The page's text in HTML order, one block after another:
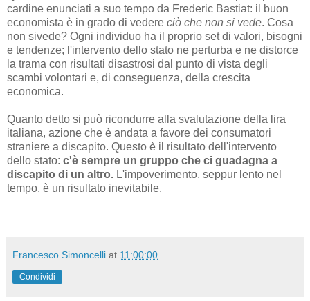
cardine enunciati a suo tempo da Frederic Bastiat: il buon
economista è in grado di vedere ciò che non si vede. Cosa
non sivede? Ogni individuo ha il proprio set di valori, bisogni
e tendenze; l'intervento dello stato ne perturba e ne distorce
la trama con risultati disastrosi dal punto di vista degli
scambi volontari e, di conseguenza, della crescita
economica.
Quanto detto si può ricondurre alla svalutazione della lira
italiana, azione che è andata a favore dei consumatori
straniere a discapito. Questo è il risultato dell'intervento
dello stato: c'è sempre un gruppo che ci guadagna a
discapito di un altro. L'impoverimento, seppur lento nel
tempo, è un risultato inevitabile.
Francesco Simoncelli at 11:00:00
Condividi